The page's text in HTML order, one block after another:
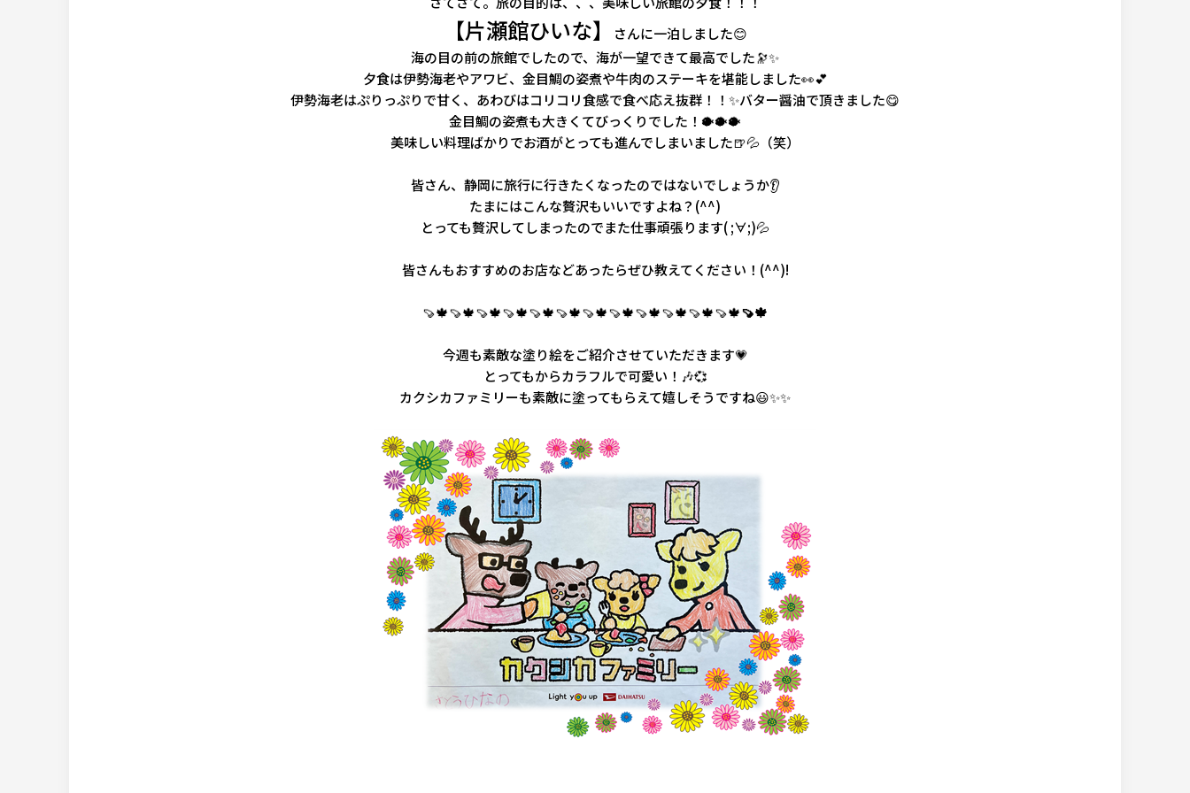
【片瀬館ひいな】
さんに一泊しました😊
海の目の前の旅館でしたので、海が一望できて最高でした🔭✨
夕食は伊勢海老やアワビ、金目鯛の姿煮や牛肉のステーキを堪能しました👀💕
伊勢海老はぷりっぷりで甘く、あわびはコリコリ食感で食べ応え抜群！！✨バター醤油で頂きました😋
金目鯛の姿煮も大きくてびっくりでした！🐡🐡🐡
美味しい料理ばかりでお酒がとっても進んでしまいました🍺💦（笑）
皆さん、静岡に旅行に行きたくなったのではないでしょうか👂
たまにはこんな贅沢もいいですよね？(^^)
とっても贅沢してしまったのでまた仕事頑張ります( ;∀;)💦
皆さんもおすすめのお店などあったらぜひ教えてください ！ (^^)!
🍠🍁🍠🍁🍠🍁🍠🍁🍠🍁🍠🍁🍠🍁🍠🍁🍠🍁🍠🍁🍠🍁🍠🍁🍠🍁
今週も素敵な塗り絵をご紹介させていただきます💗
とってもからカラフルで可愛い！🎶💞
カクシカファミリーも素敵に塗ってもらえて嬉しそうですね😃✨✨